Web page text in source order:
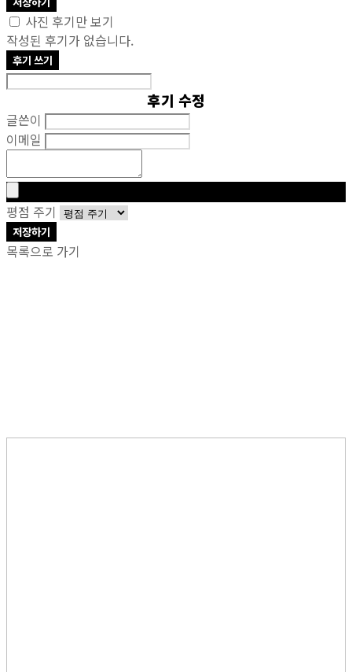
사진 후기만 보기
작성된 후기가 없습니다.
후기 쓰기
후기 수정
글쓴이
이메일
평점 주기
저장하기
목록으로 가기